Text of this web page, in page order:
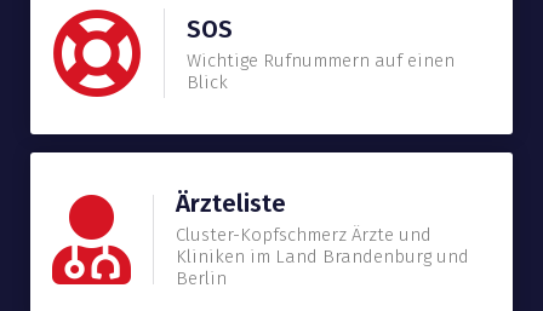
SOS
Wichtige Rufnummern auf einen
Blick
Ärzteliste
Cluster-Kopfschmerz Ärzte und
Kliniken im Land Brandenburg und
Berlin